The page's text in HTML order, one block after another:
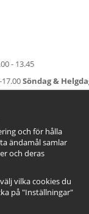
- 13.45
Söndag &
och för hålla
ändamål samlar
och deras
vilka cookies du
på "Inställningar"